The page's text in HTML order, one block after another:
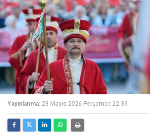
Yayınlanma: 28 Mayıs 2026 Perşembe 22:39